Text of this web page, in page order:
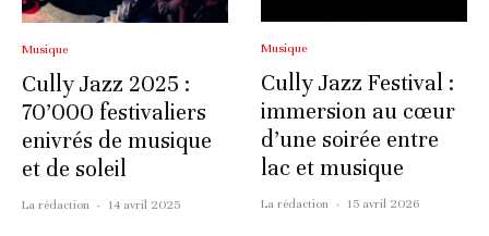
Musique
Cully Jazz 2025 :
70’000 festivaliers
enivrés de musique
et de soleil
La rédaction · 14 avril 2025
Musique
Cully Jazz Festival :
immersion au cœur
d’une soirée entre
lac et musique
La rédaction · 15 avril 2026